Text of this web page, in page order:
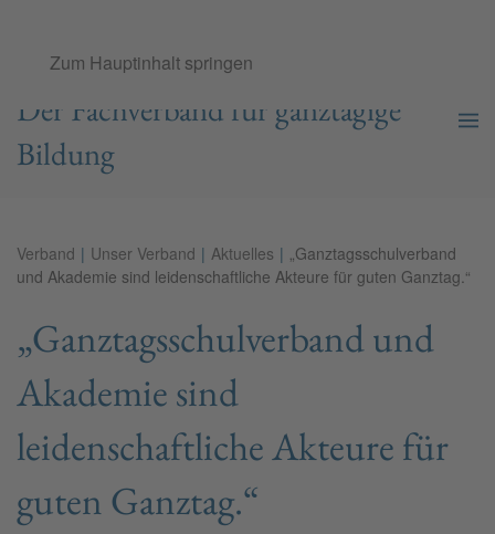
Zum Hauptinhalt springen
Ganztags­schul­verband e.V.
Der Fachverband für ganztägige
Bildung
Verband Unser Verband Aktuelles
„Ganztagsschulverband
und Akademie sind leidenschaftliche Akteure für guten Ganztag.“
„Ganztagsschulverband und
Akademie sind
leidenschaftliche Akteure für
guten Ganztag.“